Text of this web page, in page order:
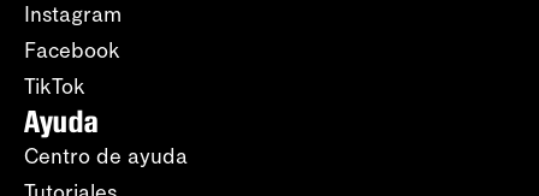
Instagram
Facebook
TikTok
Ayuda
Centro de ayuda